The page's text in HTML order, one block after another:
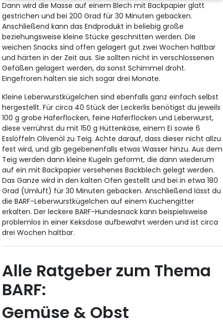
Dann wird die Masse auf einem Blech mit Backpapier glatt
gestrichen und bei 200 Grad für 30 Minuten gebacken.
Anschließend kann das Endprodukt in beliebig große
beziehungsweise kleine Stücke geschnitten werden. Die
weichen Snacks sind offen gelagert gut zwei Wochen haltbar
und härten in der Zeit aus. Sie sollten nicht in verschlossenen
Gefäßen gelagert werden, da sonst Schimmel droht.
Eingefroren halten sie sich sogar drei Monate.
Kleine Leberwurstkügelchen sind ebenfalls ganz einfach selbst
hergestellt. Für circa 40 Stück der Leckerlis benötigst du jeweils
100 g grobe Haferflocken, feine Haferflocken und Leberwurst,
diese verrührst du mit 150 g Hüttenkäse, einem Ei sowie 6
Esslöffeln Olivenöl zu Teig. Achte darauf, dass dieser nicht allzu
fest wird, und gib gegebenenfalls etwas Wasser hinzu. Aus dem
Teig werden dann kleine Kugeln geformt, die dann wiederum
auf ein mit Backpapier versehenes Backblech gelegt werden.
Das Ganze wird in den kalten Ofen gestellt und bei in etwa 180
Grad (Umluft) für 30 Minuten gebacken. Anschließend lässt du
die BARF-Leberwurstkügelchen auf einem Kuchengitter
erkalten. Der leckere BARF-Hundesnack kann beispielsweise
problemlos in einer Keksdose aufbewahrt werden und ist circa
drei Wochen haltbar.
Alle Ratgeber zum Thema
BARF:
Gemüse & Obst